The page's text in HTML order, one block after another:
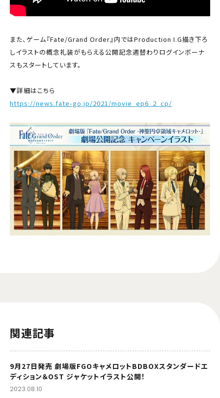
また、ゲーム『Fate/Grand Order』内ではProduction I.G描き下ろ
しイラストの概念礼装がもらえる公開記念週替わりログインボーナ
スもスタートしています。
▼詳細はこちら
https://news.fate-go.jp/2021/movie_ep6_2_cp/
関連記事
9月27日発売 劇場版FGOキャメロットBDBOXスタンダードエ
ディション＆OST ジャケットイラスト公開！
2023.08.10